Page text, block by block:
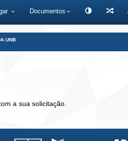
Documentos
UNB
a sua solicitação.